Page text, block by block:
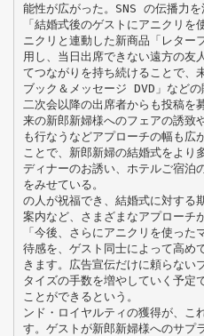
能性が広がった。SNS の伝播力を
「結婚式後のゲストにアニクリを
ニクリと連動した新商品「レター
用し、当日出席できない遠方の友人
てつながりを持ち続けることで、
ブック＆メッセージ DVD」などの
二次会以降の出席者からも投稿を
来の新郎新婦様へのフェアの誘致や
も行なうなどアプローチの幅も広
ことで、新郎新婦の結婚式をより
ディナーのお誘い、ホテルご宿泊
をみせている。
の人が祝福でき、結婚式に対する
案内など、さまざまなアプローチ
「今後、さらにアニクリを使った
待感を、ゲスト同士によって高め
きます。広告宣伝だけに頼らない
タイズの手数を増やしていく予定
ことができるという。
ンド・ロイヤルティの獲得が、こ
す。ゲストが新郎新婦様へのサプ